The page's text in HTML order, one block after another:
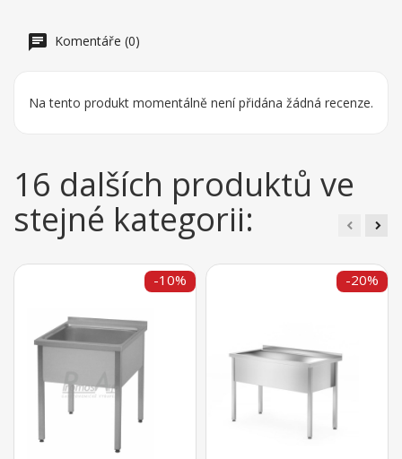
Komentáře (0)
Na tento produkt momentálně není přidána žádná recenze.
16 dalších produktů ve
stejné kategorii:
-10% -20%